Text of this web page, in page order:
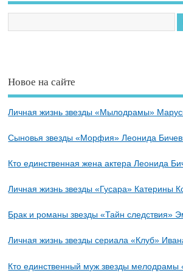
Новое на сайте
Личная жизнь звезды «Мылодрамы»
Сыновья звезды «Морфия» Леонида
Кто единственная жена актера Леонида
Личная жизнь звезды «Гусара» Катерины
Брак и романы звезды «Тайн следствия»
Личная жизнь звезды сериала «Клуб»
Кто единственный муж звезды мелодрамы